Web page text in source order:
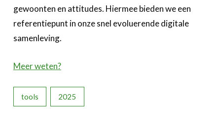
gewoonten en attitudes. Hiermee bieden we een
referentiepunt in onze snel evoluerende digitale
samenleving.
Meer weten?
tools 2025